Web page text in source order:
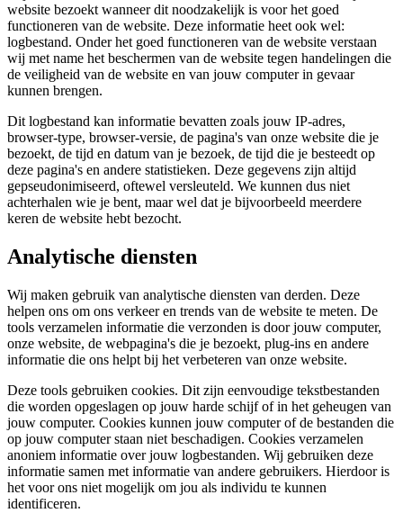
website bezoekt wanneer dit noodzakelijk is voor het goed
functioneren van de website. Deze informatie heet ook wel:
logbestand. Onder het goed functioneren van de website verstaan
wij met name het beschermen van de website tegen handelingen die
de veiligheid van de website en van jouw computer in gevaar
kunnen brengen.
Dit logbestand kan informatie bevatten zoals jouw IP-adres,
browser-type, browser-versie, de pagina's van onze website die je
bezoekt, de tijd en datum van je bezoek, de tijd die je besteedt op
deze pagina's en andere statistieken. Deze gegevens zijn altijd
gepseudonimiseerd, oftewel versleuteld. We kunnen dus niet
achterhalen wie je bent, maar wel dat je bijvoorbeeld meerdere
keren de website hebt bezocht.
Analytische diensten
Wij maken gebruik van analytische diensten van derden. Deze
helpen ons om ons verkeer en trends van de website te meten. De
tools verzamelen informatie die verzonden is door jouw computer,
onze website, de webpagina's die je bezoekt, plug-ins en andere
informatie die ons helpt bij het verbeteren van onze website.
Deze tools gebruiken cookies. Dit zijn eenvoudige tekstbestanden
die worden opgeslagen op jouw harde schijf of in het geheugen van
jouw computer. Cookies kunnen jouw computer of de bestanden die
op jouw computer staan niet beschadigen. Cookies verzamelen
anoniem informatie over jouw logbestanden. Wij gebruiken deze
informatie samen met informatie van andere gebruikers. Hierdoor is
het voor ons niet mogelijk om jou als individu te kunnen
identificeren.